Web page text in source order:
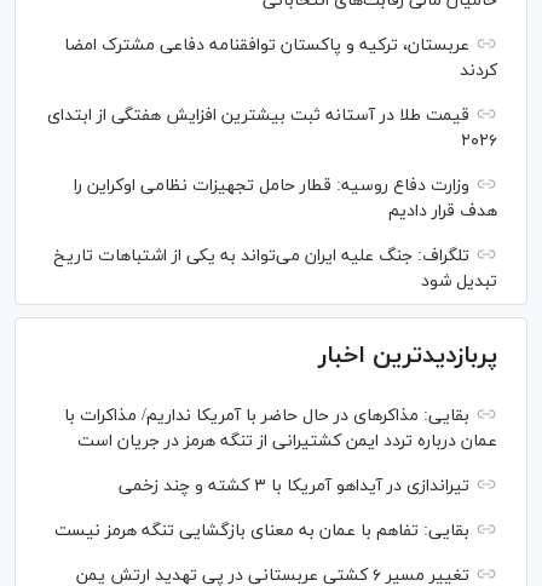
عربستان، ترکیه و پاکستان توافقنامه دفاعی مشترک امضا
کردند
قیمت طلا در آستانه ثبت بیشترین افزایش هفتگی از ابتدای
۲۰۲۶
وزارت دفاع روسیه: قطار حامل تجهیزات نظامی اوکراین را
هدف قرار دادیم
تلگراف: جنگ علیه ایران می‌تواند به یکی از اشتباهات تاریخ
تبدیل شود
پربازدیدترین اخبار
بقایی: مذاکره‎ای در حال حاضر با آمریکا نداریم/ مذاکرات با
عمان درباره تردد ایمن کشتیرانی از تنگه هرمز در جریان است
تیراندازی در آیداهو آمریکا با ۳ کشته و چند زخمی
بقایی: تفاهم با عمان به معنای بازگشایی تنگه هرمز نیست
تغییر مسیر ۶ کشتی عربستانی در پی تهدید ارتش یمن